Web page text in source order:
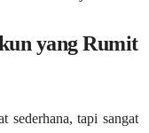
yang Rumit
sederhana, tapi sangat